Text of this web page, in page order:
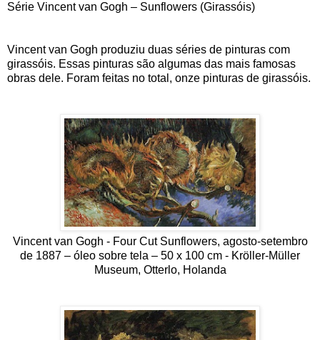
Série Vincent van Gogh – Sunflowers (Girassóis)
Vincent van Gogh produziu duas séries de pinturas com
girassóis. Essas pinturas são algumas das mais famosas
obras dele. Foram feitas no total, onze pinturas de girassóis.
Vincent van Gogh - Four Cut Sunflowers, agosto-setembro
de 1887 – óleo sobre tela – 50 x 100 cm - Kröller-Müller
Museum, Otterlo, Holanda